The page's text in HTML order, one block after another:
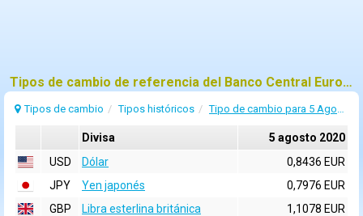
Tipos de cambio de referencia del Banco Central Europeo (BCE) para 5 agosto 2020
Tipos de cambio Tipos históricos Tipo de cambio para 5 Agosto 2020
Divisa
5 agosto 2020
USD
Dólar
0,8436 EUR
JPY
Yen japonés
0,7976 EUR
GBP
Libra esterlina británica
1,1078 EUR